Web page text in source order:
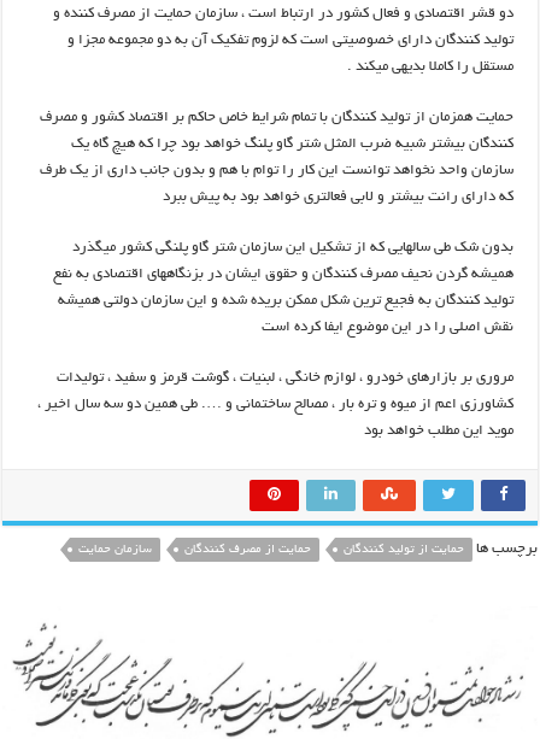
دو قشر اقتصادی و فعال کشور در ارتباط است ، سازمان حمایت از مصرف کننده و
تولید کنندگان دارای خصوصیتی است که لزوم تفکیک آن به دو مجموعه مجزا و
مستقل را کاملا بدیهی میکند .
حمایت همزمان از تولید کنندگان با تمام شرایط خاص حاکم بر اقتصاد کشور و مصرف
کنندگان بیشتر شبیه ضرب المثل شتر گاو پلنگ خواهد بود چرا که هیچ گاه یک
سازمان واحد نخواهد توانست این کار را توام با هم و بدون جانب داری از یک طرف
که دارای رانت بیشتر و لابی فعالتری خواهد بود به پیش ببرد
بدون شک طی سالهایی که از تشکیل این سازمان شتر گاو پلنگی کشور میگذرد
همیشه گردن نحیف مصرف کنندگان و حقوق ایشان در بزنگاههای اقتصادی به نفع
تولید کنندگان به فجیع ترین شکل ممکن بریده شده و این سازمان دولتی همیشه
نقش اصلی را در این موضوع ایفا کرده است
مروری بر بازارهای خودرو ، لوازم خانگی ، لبنیات ، گوشت قرمز و سفید ، تولیدات
کشاورزی اعم از میوه و تره بار ، مصالح ساختمانی و …. طی همین دو سه سال اخیر ،
موید این مطلب خواهد بود
برچسب ها حمایت از تولید کنندگان حمایت از مصرف کنندگان سازمان حمایت